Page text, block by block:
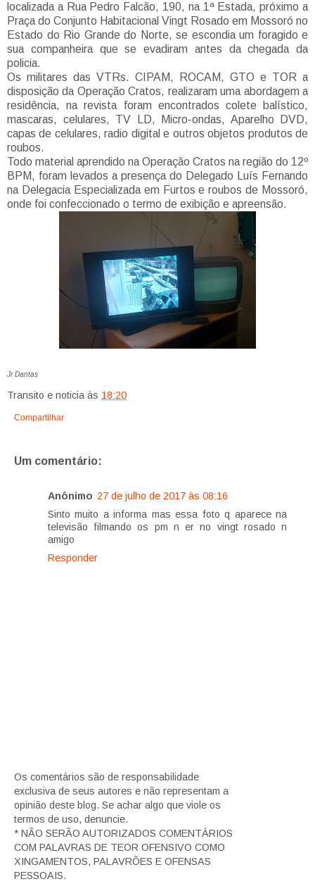
localizada a Rua Pedro Falcão, 190, na 1ª Estada, próximo a
Praça do Conjunto Habitacional Vingt Rosado em Mossoró no
Estado do Rio Grande do Norte, se escondia um foragido e
sua companheira que se evadiram antes da chegada da
policia.
Os militares das VTRs. CIPAM, ROCAM, GTO e TOR a
disposição da Operação Cratos, realizaram uma abordagem a
residência, na revista foram encontrados colete balístico,
mascaras, celulares, TV LD, Micro-ondas, Aparelho DVD,
capas de celulares, radio digital e outros objetos produtos de
roubos.
Todo material aprendido na Operação Cratos na região do 12º
BPM, foram levados a presença do Delegado Luís Fernando
na Delegacia Especializada em Furtos e roubos de Mossoró,
onde foi confeccionado o termo de exibição e apreensão.
Jr Dantas
Transito e noticia às 18:20
Compartilhar
Um comentário:
Anônimo 27 de julho de 2017 às 08:16
Sinto muito a informa mas essa foto q aparece na
televisão filmando os pm n er no vingt rosado n
amigo
Responder
Os comentários são de responsabilidade
exclusiva de seus autores e não representam a
opinião deste blog. Se achar algo que viole os
termos de uso, denuncie.
* NÃO SERÃO AUTORIZADOS COMENTÁRIOS
COM PALAVRAS DE TEOR OFENSIVO COMO
XINGAMENTOS, PALAVRÕES E OFENSAS
PESSOAIS.